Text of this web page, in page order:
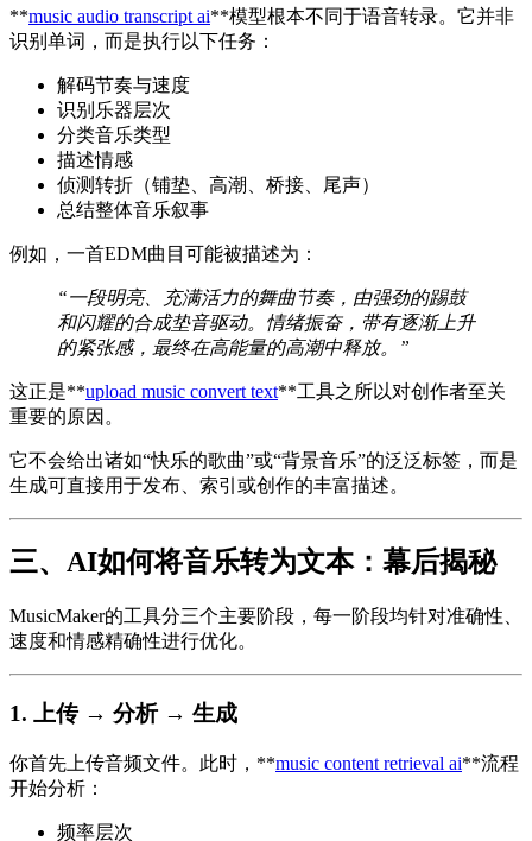
**music audio transcript ai**模型根本不同于语音转录。它并非
识别单词，而是执行以下任务：
解码节奏与速度
识别乐器层次
分类音乐类型
描述情感
侦测转折（铺垫、高潮、桥接、尾声）
总结整体音乐叙事
例如，一首EDM曲目可能被描述为：
“一段明亮、充满活力的舞曲节奏，由强劲的踢鼓
和闪耀的合成垫音驱动。情绪振奋，带有逐渐上升
的紧张感，最终在高能量的高潮中释放。”
这正是**upload music convert text**工具之所以对创作者至关
重要的原因。
它不会给出诸如“快乐的歌曲”或“背景音乐”的泛泛标签，而是
生成可直接用于发布、索引或创作的丰富描述。
三、AI如何将音乐转为文本：幕后揭秘
MusicMaker的工具分三个主要阶段，每一阶段均针对准确性、
速度和情感精确性进行优化。
1. 上传 → 分析 → 生成
你首先上传音频文件。此时，**music content retrieval ai**流程
开始分析：
频率层次